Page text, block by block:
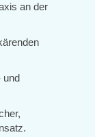
an der
und